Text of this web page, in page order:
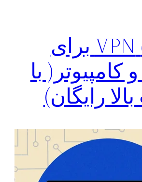
نصب ۵ VPN برای
با
رایگان)